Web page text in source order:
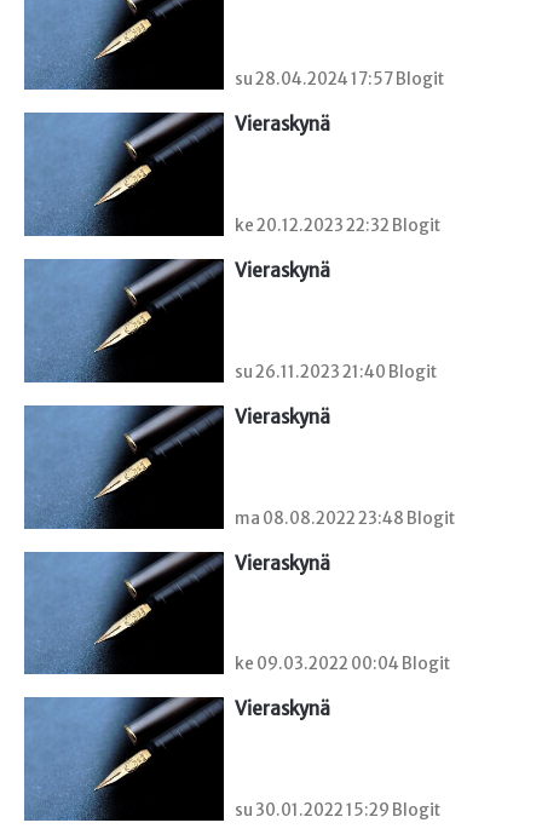
su 28.04.2024 17:57 Blogit
Vieraskynä
ke 20.12.2023 22:32 Blogit
Vieraskynä
su 26.11.2023 21:40 Blogit
Vieraskynä
ma 08.08.2022 23:48 Blogit
Vieraskynä
ke 09.03.2022 00:04 Blogit
Vieraskynä
su 30.01.2022 15:29 Blogit